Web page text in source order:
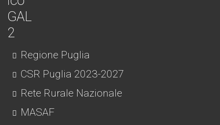
Regione Puglia
CSR Puglia 2023-2027
Rete Rurale Nazionale
MASAF